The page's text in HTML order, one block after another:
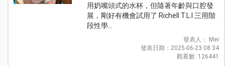
用奶嘴頭式的水杯，但隨著年齡與口腔發
展，剛好有機會試用了 Richell T.L.I 三用階
段性學...
發表人： Mei
發表日期：2025-06-23 08:34
觀看數: 126441